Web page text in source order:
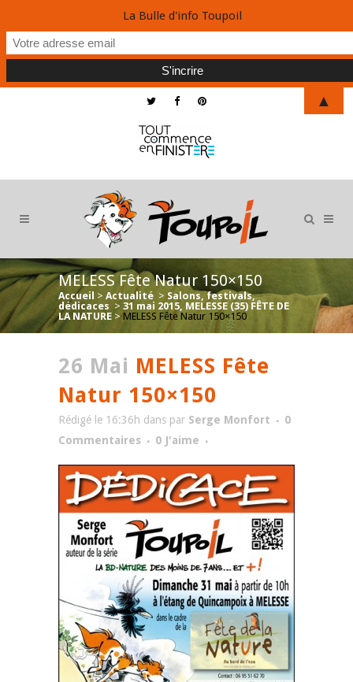
MELESS Fête Natur 150×150
Accueil > Actualité > Salons, festivals,
dédicaces > 31 mai 2015, MELESSE (35) FÊTE DE
LA NATURE > MELESS Fête Natur 150×150
26 Mai MELESS Fête
Natur 150×150
Rédigé le 16:36h dans par Serge Monfort
0
Commentaires
0 J'aime
La Bulle d'info Toupoil
▲